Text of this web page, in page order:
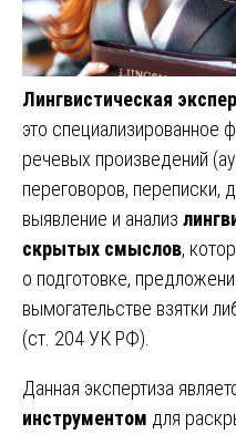
Лингвистическая
это специализированное
речевых произведений
переговоров, переписки,
выявление и анализ
скрытых смыслов,
о подготовке,
вымогательстве взятки
(ст. 204 УК РФ).
Данная экспертиза
инструментом для